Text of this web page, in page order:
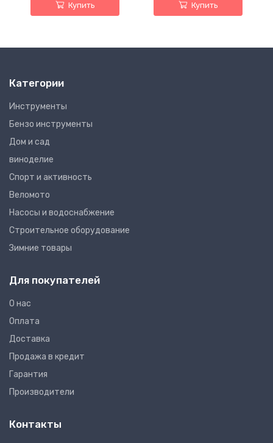
Купить Купить
Категории
Инструменты
Бензо инструменты
Дом и сад
виноделие
Спорт и активность
Веломото
Насосы и водоснабжение
Строительное оборудование
Зимние товары
Для покупателей
О нас
Оплата
Доставка
Продажа в кредит
Гарантия
Производители
Контакты